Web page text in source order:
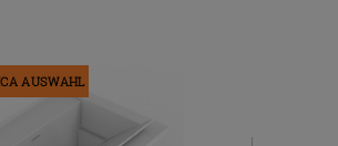
AUSWAHL